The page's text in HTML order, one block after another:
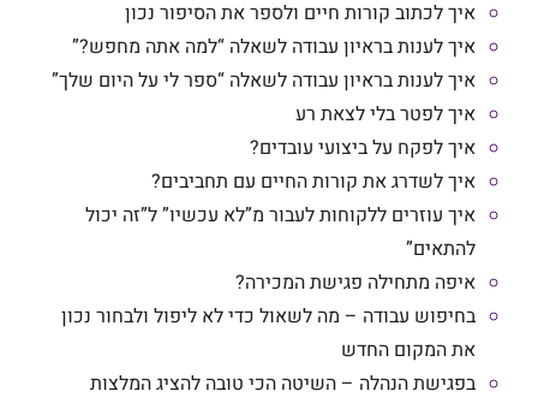
איך לכתוב קורות חיים ולספר את הסיפור נכון
איך לענות בראיון עבודה לשאלה “למה אתה מחפש?”
איך לענות בראיון עבודה לשאלה “ספר לי על היום שלך”
איך לפטר בלי לצאת רע
איך לפקח על ביצועי עובדים?
איך לשדרג את קורות החיים עם תחביבים?
איך עוזרים ללקוחות לעבור מ”לא עכשיו” ל”זה יכול
להתאים”
איפה מתחילה פגישת המכירה?
בחיפוש עבודה – מה לשאול כדי לא ליפול ולבחור נכון
את המקום החדש
בפגישת הנהלה – השיטה הכי טובה להציג המלצות